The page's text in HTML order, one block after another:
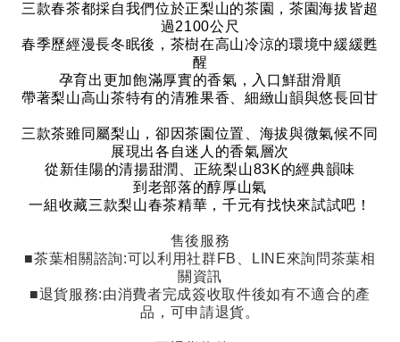
三款春茶都採自我們位於正梨山的茶園，茶園海拔皆超
過2100公尺
春季歷經漫長冬眠後，茶樹在高山冷涼的環境中緩緩甦
醒
孕育出更加飽滿厚實的香氣，入口鮮甜滑順
帶著梨山高山茶特有的清雅果香、細緻山韻與悠長回甘
三款茶雖同屬梨山，卻因茶園位置、海拔與微氣候不同
展現出各自迷人的香氣層次
從新佳陽的清揚甜潤、正統梨山83K的經典韻味
到老部落的醇厚山氣
一組收藏三款梨山春茶精華，千元有找快來試試吧！
售後服務
■茶葉相關諮詢:可以利用社群FB LINE來詢問茶葉相
關資訊
■退貨服務:由消費者完成簽收取件後如有不適合的產
品，可申請退貨。